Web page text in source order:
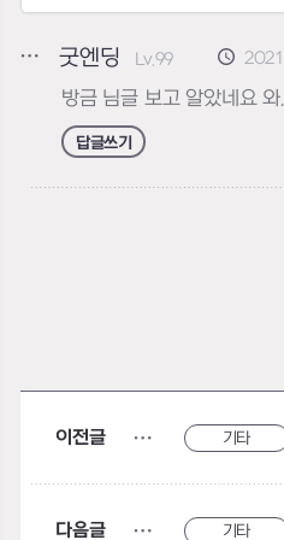
굿엔딩 Lv.99
방금 님글 보고 알았네요 와
답글쓰기
이전글 기타
다음글 기타